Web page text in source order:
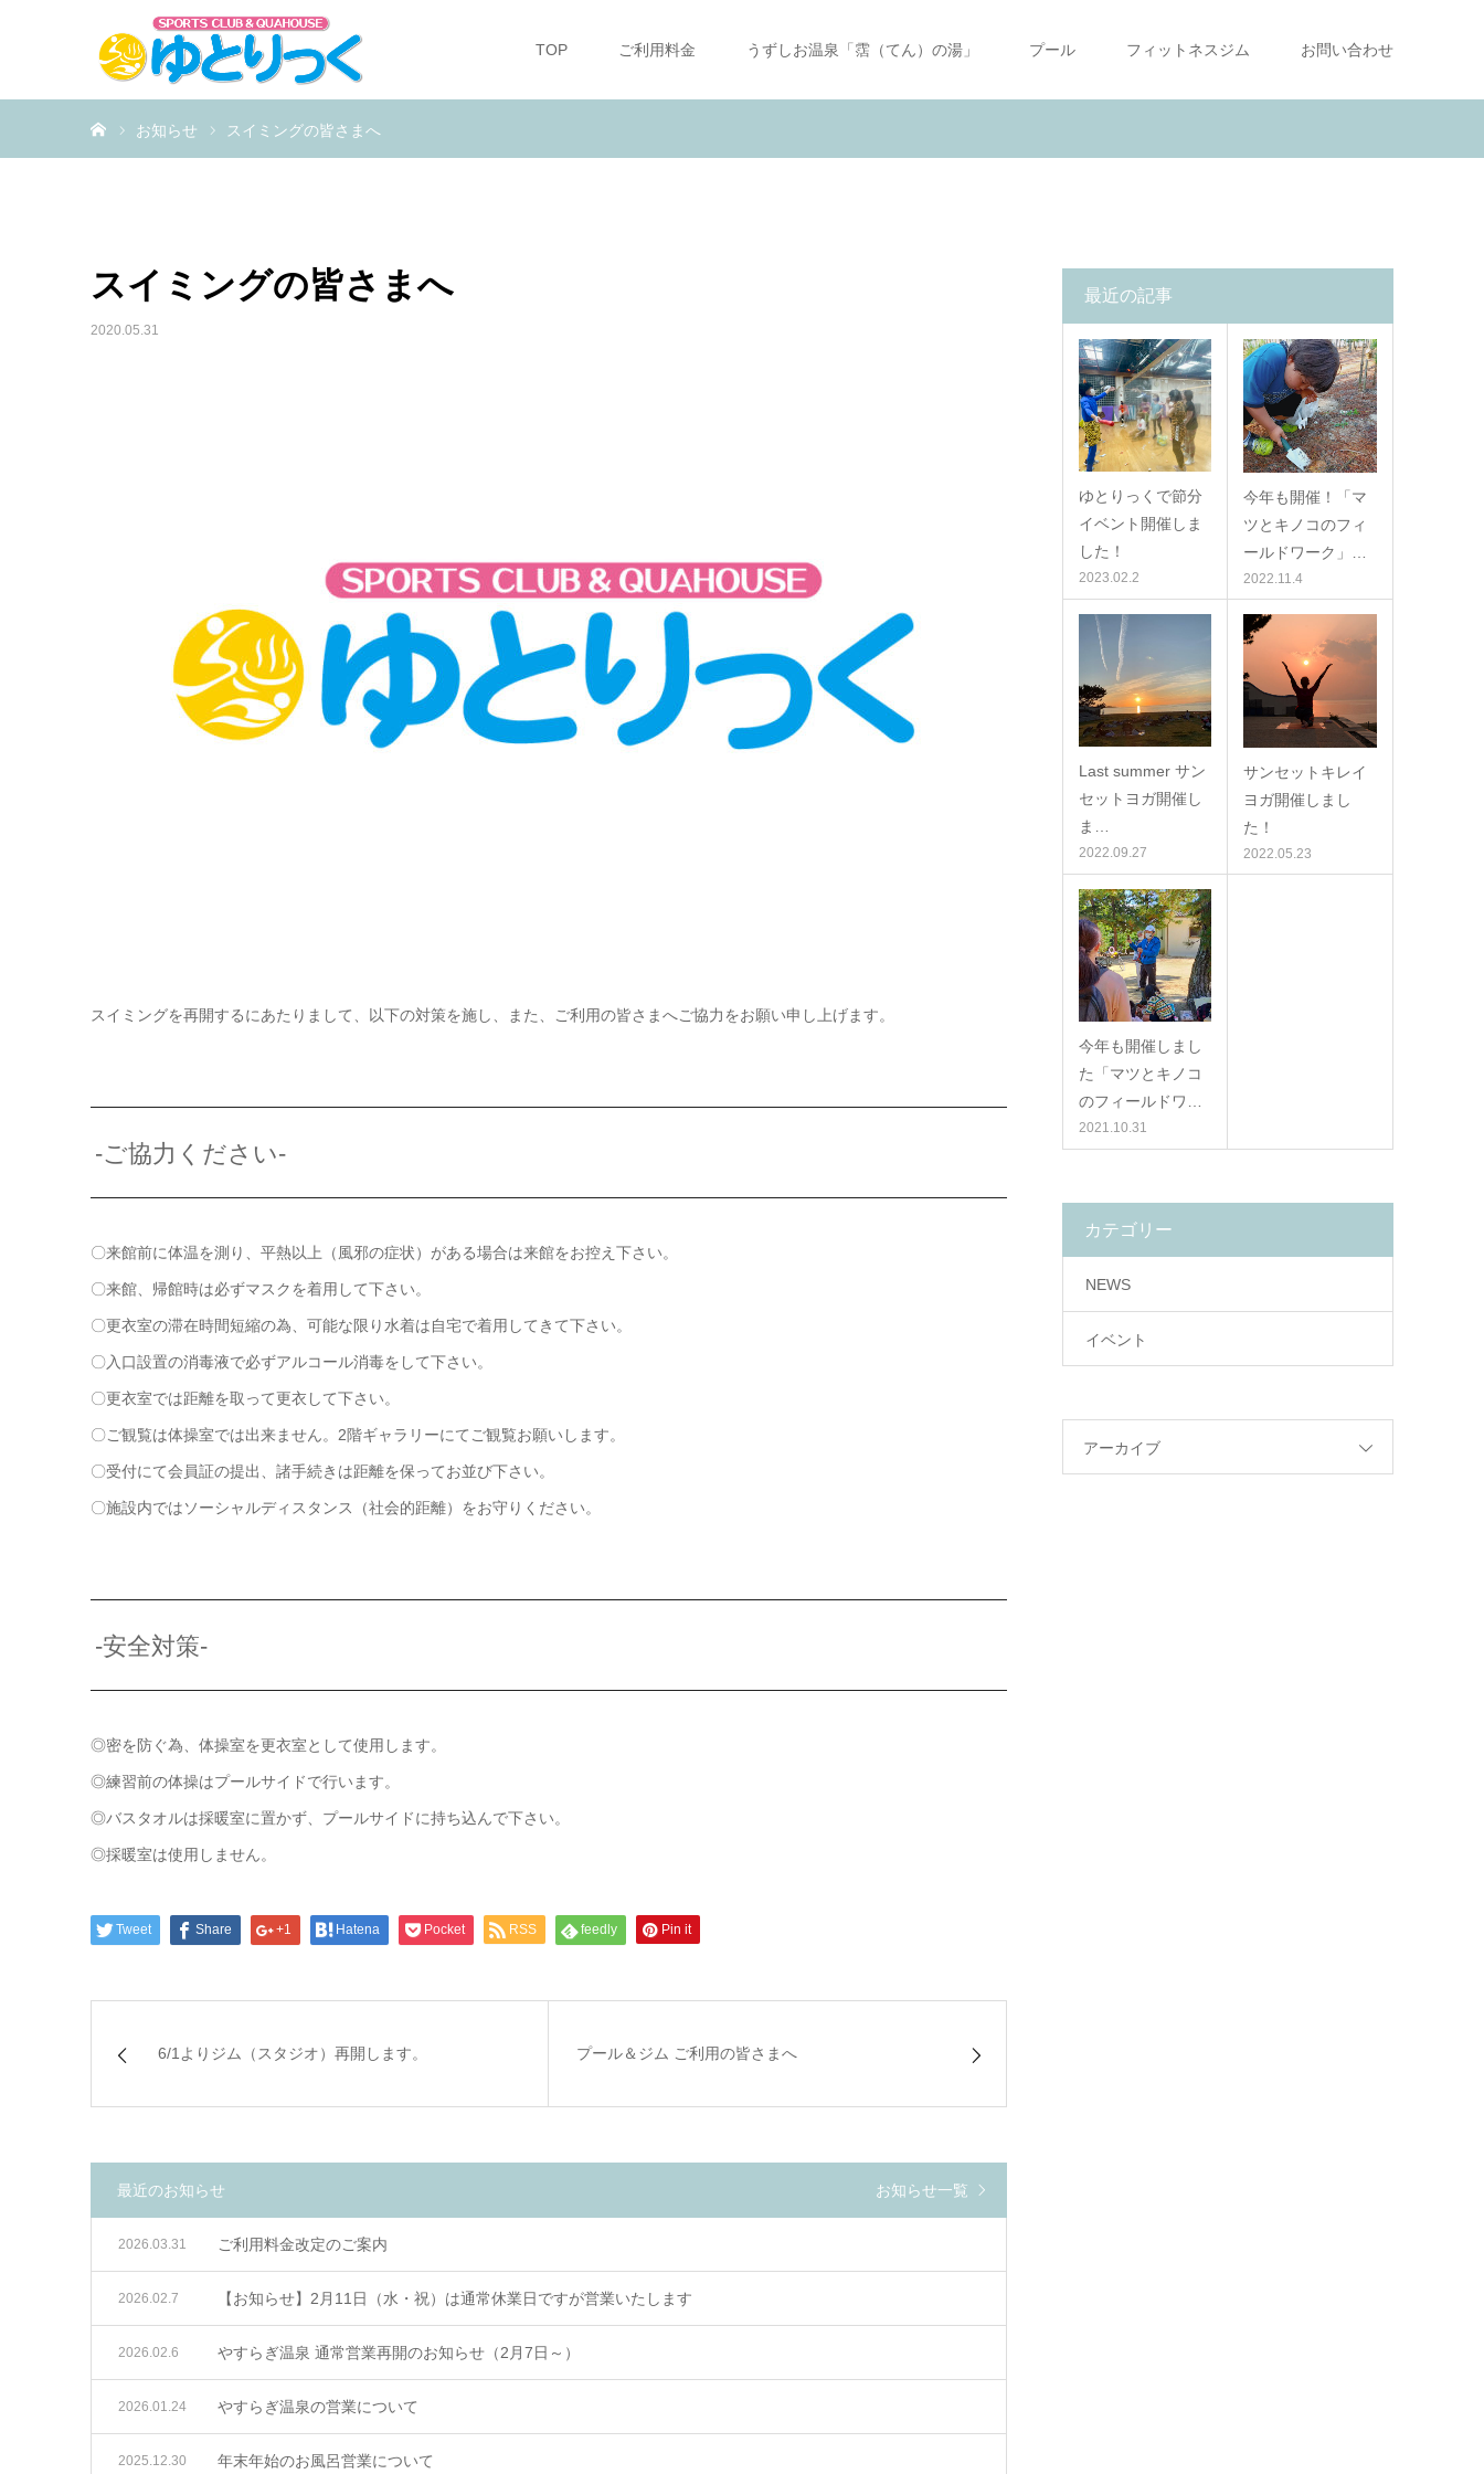
TOP ご利用料金 うずしお温泉「霑（てん）の湯」 プール フィットネスジム お問い合わせ
お知らせ スイミングの皆さまへ
スイミングの皆さまへ
2020.05.31
スイミングを再開するにあたりまして、以下の対策を施し、また、ご利用の皆さまへご協力をお願い申し上げます。
-ご協力ください-
〇来館前に体温を測り、平熱以上（風邪の症状）がある場合は来館をお控え下さい。
〇来館、帰館時は必ずマスクを着用して下さい。
〇更衣室の滞在時間短縮の為、可能な限り水着は自宅で着用してきて下さい。
〇入口設置の消毒液で必ずアルコール消毒をして下さい。
〇更衣室では距離を取って更衣して下さい。
〇ご観覧は体操室では出来ません。2階ギャラリーにてご観覧お願いします。
〇受付にて会員証の提出、諸手続きは距離を保ってお並び下さい。
〇施設内ではソーシャルディスタンス（社会的距離）をお守りください。
-安全対策-
◎密を防ぐ為、体操室を更衣室として使用します。
◎練習前の体操はプールサイドで行います。
◎バスタオルは採暖室に置かず、プールサイドに持ち込んで下さい。
◎採暖室は使用しません。
Tweet Share +1 Hatena Pocket RSS feedly Pin it
6/1よりジム（スタジオ）再開します。 プール＆ジム ご利用の皆さまへ
最近のお知らせ お知らせ一覧
ご利用料金改定のご案内
2026.03.31
【お知らせ】2月11日（水・祝）は通常休業日ですが営業いたします
2026.02.7
やすらぎ温泉 通常営業再開のお知らせ（2月7日～）
2026.02.6
やすらぎ温泉の営業について
2026.01.24
年末年始のお風呂営業について
2025.12.30
最近の記事
ゆとりっくで節分
イベント開催しま
した！
2023.02.2
今年も開催！「マ
ツとキノコのフィ
ールドワーク」…
2022.11.4
Last summer サン
セットヨガ開催し
ま…
2022.09.27
サンセットキレイ
ヨガ開催しまし
た！
2022.05.23
今年も開催しまし
た「マツとキノコ
のフィールドワ…
2021.10.31
カテゴリー
NEWS
イベント
アーカイブ